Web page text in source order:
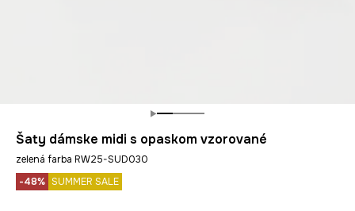
Šaty dámske midi s opaskom vzorované
zelená farba RW25-SUD030
-48% SUMMER SALE